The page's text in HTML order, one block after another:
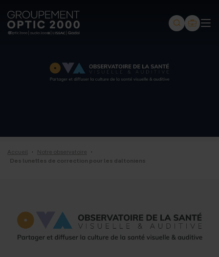
Groupement
Optic
-
Lissac
-
Page
d'accueil
Accueil · Notre observatoire ·
Des lunettes de correction pour les daltoniens